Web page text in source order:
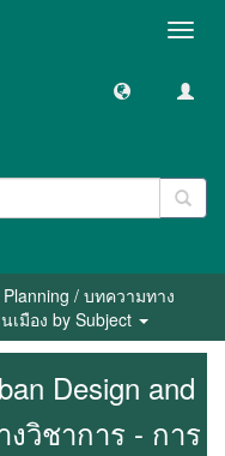
/ บทความทาง
มือง by Subject
Design and
วิชาการ - การ